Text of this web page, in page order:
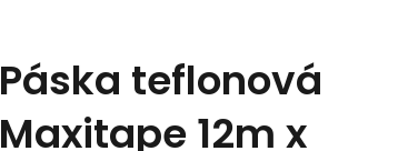
Páska teflonová
Maxitape 12m x